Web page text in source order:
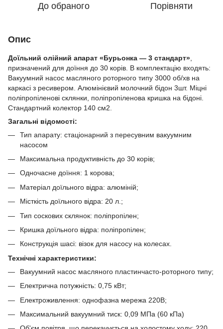
До обраного Порівняти
Опис
Доїльний олійний апарат «Бурьонка — 3 стандарт»
призначений для доїння до 30 корів. В комплектацію входять:
Вакуумний насос масляного роторного типу 3000 об/хв на
каркасі з ресивером. Алюмінієвий молочний бідон 3шт. Міцні
поліпропіленові склянки, поліпропіленова кришка на бідоні.
Стандартний колектор 140 см2.
Загальні відомості:
Тип апарату: стаціонарний з пересувним вакуумним
насосом
Максимальна продуктивність до 30 корів;
Одночасне доїння: 1 корова;
Матеріал доїльного відра: алюміній;
Місткість доїльного відра: 20 л.;
Тип соскових склянок: поліпропілен;
Кришка доїльного відра: поліпропілен;
Конструкція шасі: візок для насосу на колесах.
Технічні характеристики:
Вакуумний насос масляного пластинчасто-роторного типу;
Електрична потужність: 0,75 кВт;
Електроживлення: однофазна мережа 220В;
Максимальний вакуумний тиск: 0,09 МПа (60 кПа)